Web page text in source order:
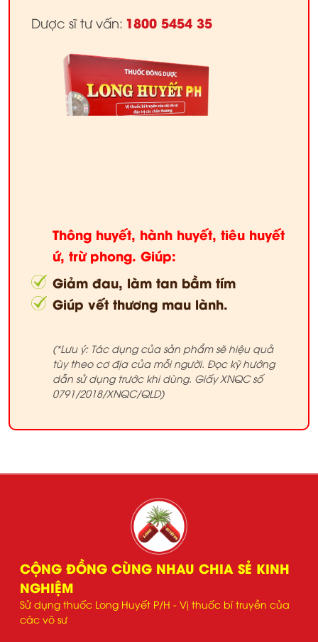
Dược sĩ tư vấn: 1800 5454 35
Thông huyết, hành huyết, tiêu huyết
ứ, trừ phong. Giúp:
Giảm đau, làm tan bầm tím
Giúp vết thương mau lành.
(*Lưu ý: Tác dụng của sản phẩm sẽ hiệu quả
tùy theo cơ địa của mỗi người. Đọc kỹ hướng
dẫn sử dụng trước khi dùng. Giấy XNQC số
0791/2018/XNQC/QLD)
CỘNG ĐỒNG CÙNG NHAU CHIA SẺ KINH
NGHIỆM
Sử dụng thuốc Long Huyết P/H - Vị thuốc bí truyền của
các võ sư